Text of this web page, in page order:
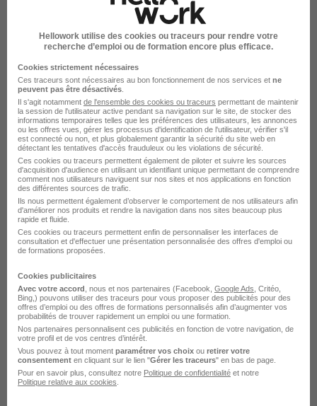
sur 1
Responsable Préparation Froide en
Restauration Collective sur un Site
Entreprise à Lattes H/F
Lattes - 34 Temps partiel 1 950 € / mois
Cette offre n’est plus disponible depuis le 29/07/26
Responsable de Préparations Froides
H/F
26 000 - 27 300 € / an
Cette offre n’est plus disponible depuis le 29/06/26
Hellowork utilise des cookies ou traceurs pour rendre votre
recherche d’emploi ou de formation encore plus efficace.
Cookies strictement nécessaires
Ces traceurs sont nécessaires au bon fonctionnement de nos services et ne
peuvent pas être désactivés
Il s'agit notamment de l'ensemble des cookies ou traceurs permettant de maintenir
la session de l'utilisateur active pendant sa navigation sur le site, de stocker des
informations temporaires telles que les préférences des utilisateurs, les annonces
ou les offres vues, gérer les processus d'identification de l'utilisateur, vérifier s'il
est connecté ou non, et plus globalement garantir la sécurité du site web en
détectant les tentatives d'accès frauduleux ou les violations de sécurité.
Ces cookies ou traceurs permettent également de piloter et suivre les sources
d'acquisition d'audience en utilisant un identifiant unique permettant de comprendre
comment nos utilisateurs naviguent sur nos sites et nos applications en fonction
des différentes sources de trafic.
Ils nous permettent également d’observer le comportement de nos utilisateurs afin
d'améliorer nos produits et rendre la navigation dans nos sites beaucoup plus
rapide et fluide.
Ces cookies ou traceurs permettent enfin de personnaliser les interfaces de
consultation et d'effectuer une présentation personnalisée des offres d'emploi ou
de formations proposées.
Cookies publicitaires
Avec votre accord , nous et nos partenaires (Facebook, Google Ads , Critéo,
Bing,) pouvons utiliser des traceurs pour vous proposer des publicités pour des
offres d’emploi ou des offres de formations personnalisés afin d’augmenter vos
probabilités de trouver rapidement un emploi ou une formation.
Nos partenaires personnalisent ces publicités en fonction de votre navigation, de
votre profil et de vos centres d’intérêt.
Vous pouvez à tout moment paramétrer vos choix ou retirer votre
consentement en cliquant sur le lien "Gérer les traceurs" en bas de page.
Pour en savoir plus, consultez notre Politique de confidentialité et notre
Politique relative aux cookies